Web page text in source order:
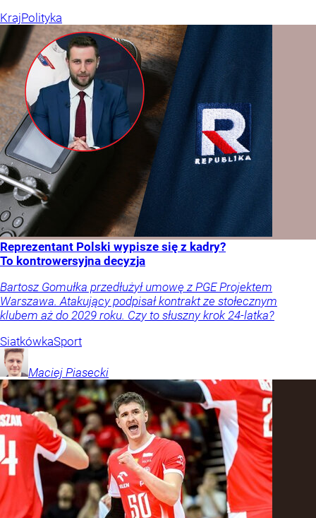
KrajPolityka
Reprezentant Polski wypisze się z kadry?
To kontrowersyjna decyzja
Bartosz Gomułka przedłużył umowę z PGE Projektem
Warszawa. Atakujący podpisał kontrakt ze stołecznym
klubem aż do 2029 roku. Czy to słuszny krok 24-latka?
SiatkówkaSport
Maciej Piasecki